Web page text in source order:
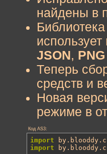
найдены в
JSON, PNG
Теперь
средств и
Новая
режиме в
Код AS3:
import
import